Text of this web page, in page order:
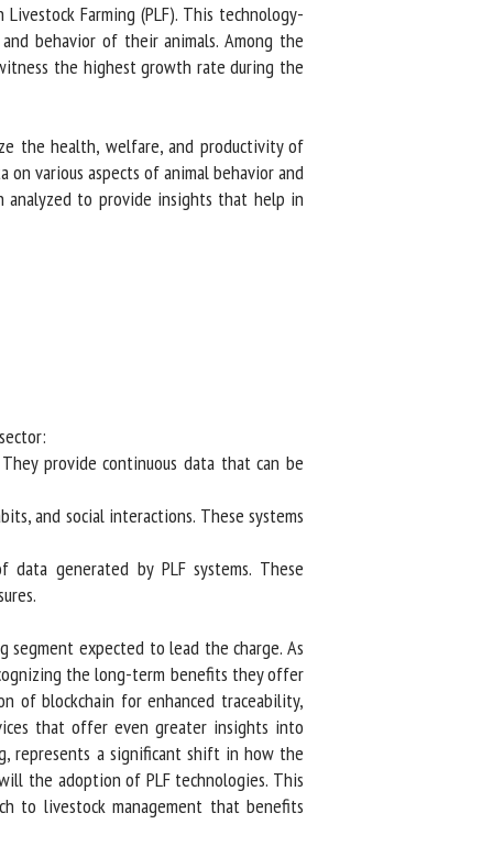
Farming (PLF). This technology-
behavior of their animals. Among the
the highest growth rate during the
the health, welfare, and productivity of
various aspects of animal behavior and
to provide insights that help in
provide continuous data that can be
and social interactions. These systems
generated by PLF systems. These
expected to lead the charge. As
the long-term benefits they offer
of blockchain for enhanced traceability,
that offer even greater insights into
represents a significant shift in how the
the adoption of PLF technologies. This
to livestock management that benefits